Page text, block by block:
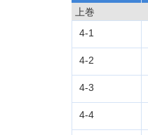
上巻
4-1
4-2
4-3
4-4